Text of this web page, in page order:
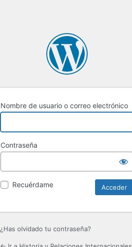
Nombre de usuario o correo electrónico
Contraseña
Recuérdame
¿Has olvidado tu contraseña?